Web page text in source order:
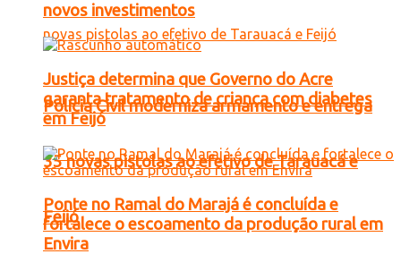
Polícia Civil moderniza armamento e entrega
35 novas pistolas ao efetivo de Tarauacá e
Feijó
novos investimentos
Justiça determina que Governo do Acre
garanta tratamento de criança com diabetes
em Feijó
Ponte no Ramal do Marajá é concluída e
fortalece o escoamento da produção rural em
Envira